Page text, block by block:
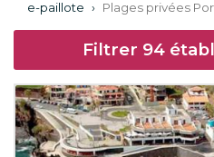
e-paillote › Plages privées
Filtrer 94